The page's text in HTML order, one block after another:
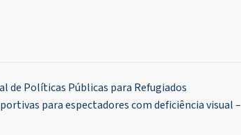
de Políticas Públicas para Refugiados
para espectadores com deficiência visual –